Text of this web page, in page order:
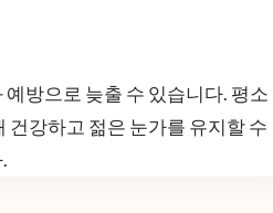
방으로 늦출 수 있습니다. 평소
건강하고 젊은 눈가를 유지할 수